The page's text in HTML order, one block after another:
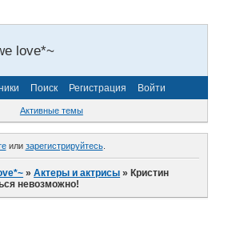
love*~
Поиск Регистрация Войти
Активные темы
или зарегистрируйтесь.
»Актеры и актрисы »Кристин
невозможно!